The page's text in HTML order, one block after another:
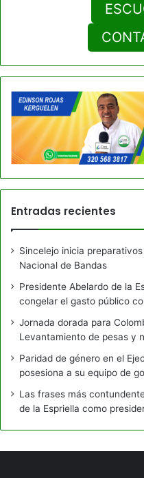
Entradas recientes
Sincelejo inicia
Nacional de Bandas
Presidente Abelardo de la
congelar el gasto público
Jornada dorada para
Levantamiento de pesas y
Paridad de género en el
posesiona a su equipo de
Las frases más
de la Espriella como